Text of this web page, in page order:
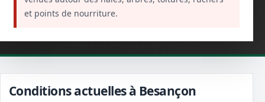
et points de nourriture.
Conditions actuelles à Besançon